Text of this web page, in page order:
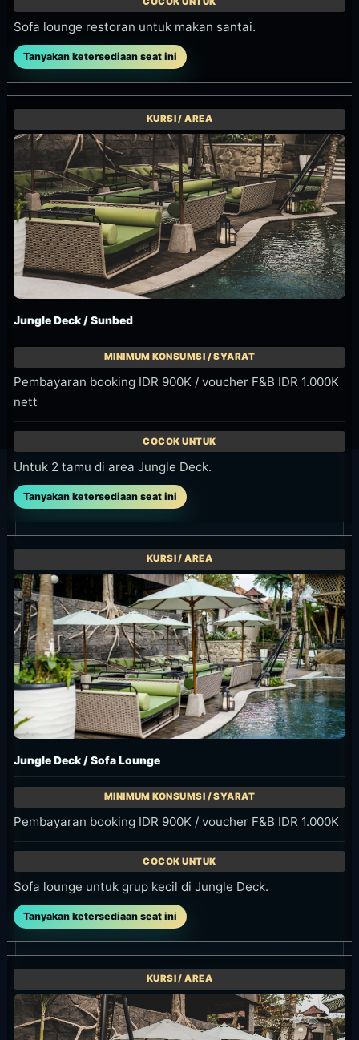
Min. Spend IDR 2.000K++
Daybed dekat lower pool dan area DJ.
Tanyakan ketersediaan seat ini
Jungle Jetty / Sofa Lounge (2 pax)
Pembayaran booking IDR 900K / voucher F&B IDR 1.000K
Meja romantis untuk 2 tamu dengan view jungle/sungai.
Tanyakan ketersediaan seat ini
Jungle Jetty / Sofa Lounge
Pembayaran booking IDR 900K / voucher F&B IDR 1.000K